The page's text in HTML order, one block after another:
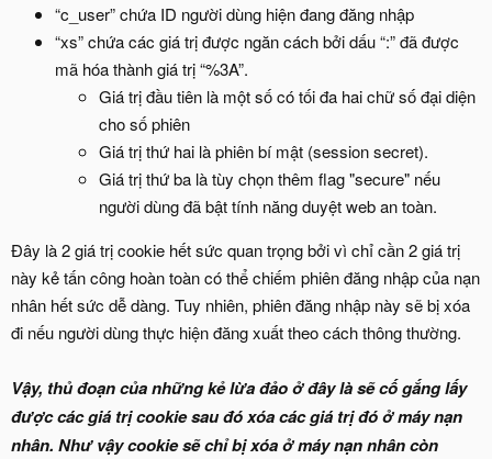
“c_user” chứa ID người dùng hiện đang đăng nhập
“xs” chứa các giá trị được ngăn cách bởi dấu “:” đã được
mã hóa thành giá trị “%3A”.
Giá trị đầu tiên là một số có tối đa hai chữ số đại diện
cho số phiên
Giá trị thứ hai là phiên bí mật (session secret).
Giá trị thứ ba là tùy chọn thêm flag "secure" nếu
người dùng đã bật tính năng duyệt web an toàn.
Đây là 2 giá trị cookie hết sức quan trọng bởi vì chỉ cần 2 giá trị
này kẻ tấn công hoàn toàn có thể chiếm phiên đăng nhập của nạn
nhân hết sức dễ dàng. Tuy nhiên, phiên đăng nhập này sẽ bị xóa
đi nếu người dùng thực hiện đăng xuất theo cách thông thường.
Vậy, thủ đoạn của những kẻ lừa đảo ở đây là sẽ cố gắng lấy
được các giá trị cookie sau đó xóa các giá trị đó ở máy nạn
nhân. Như vậy cookie sẽ chỉ bị xóa ở máy nạn nhân còn